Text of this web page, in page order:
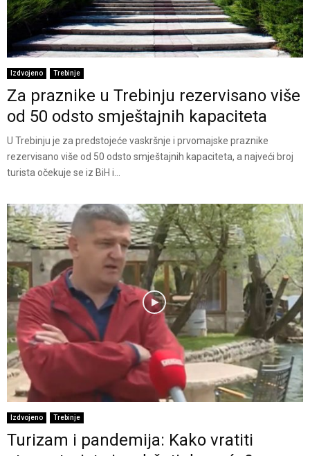
Izdvojeno Trebinje
Za praznike u Trebinju rezervisano više
od 50 odsto smještajnih kapaciteta
U Trebinju je za predstojeće vaskršnje i prvomajske praznike
rezervisano više od 50 odsto smještajnih kapaciteta, a najveći broj
turista očekuje se iz BiH i...
Izdvojeno Trebinje
Turizam i pandemija: Kako vratiti